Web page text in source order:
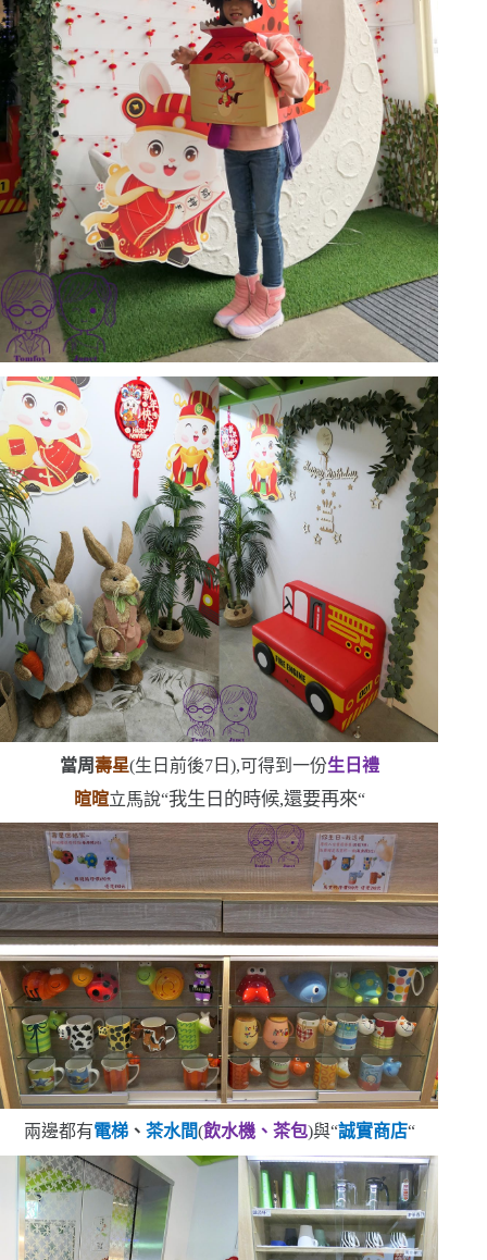
當周壽星(生日前後7日 ),可得到一份生日禮
暄暄立馬說“我生日的時候,還要再來“
兩邊都有電梯、 茶水間(飲水機、茶包)與“誠實商店“